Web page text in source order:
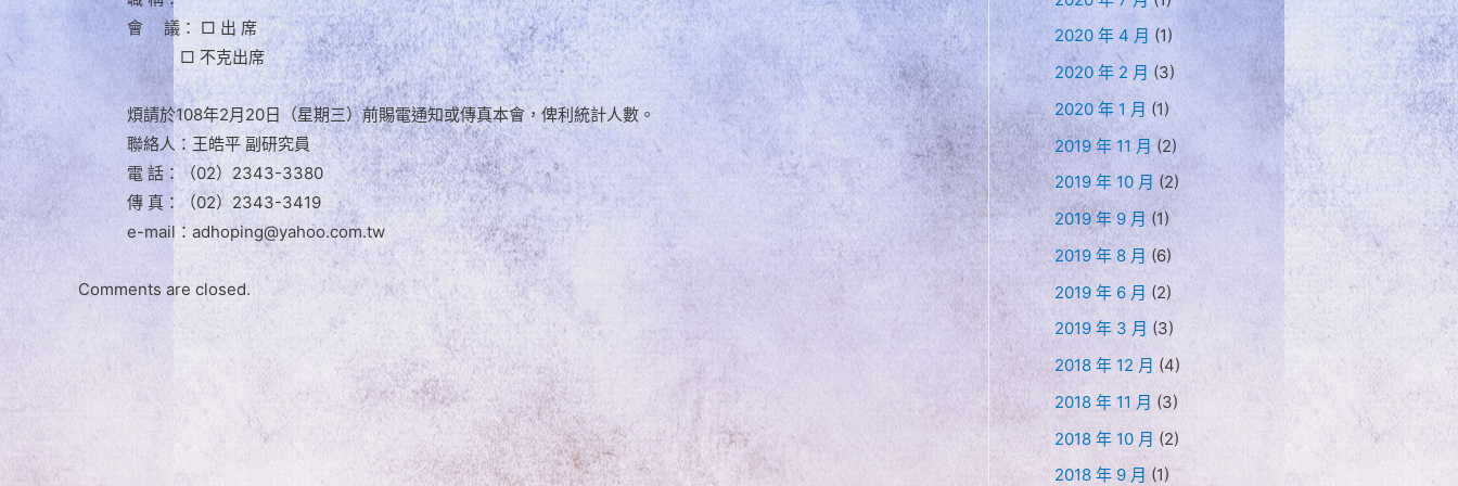
會 議： □ 出 席
□ 不克出席
煩請於108年2月20日（星期三）前賜電通知或傳真本會，俾利統計人數。
聯絡人：王皓平 副研究員
電 話：（02）2343-3380
傳 真：（02）2343-3419
e-mail：adhoping@yahoo.com.tw
Comments are closed.
2020 年 4 月 (1)
2020 年 2 月 (3)
2020 年 1 月 (1)
2019 年 11 月(2)
2019 年 10 月 (2)
2019 年 9 月 (1)
2019 年 8 月 (6)
2019 年 6 月 (2)
2019 年 3 月 (3)
2018 年 12 月 (4)
2018 年 11 月 (3)
2018 年 10 月 (2)
2018 年 9 月 (1)